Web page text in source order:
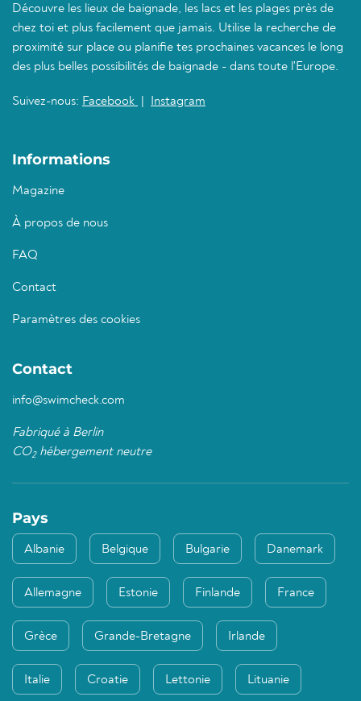
Découvre les lieux de baignade, les lacs et les plages près de
chez toi et plus facilement que jamais. Utilise la recherche de
proximité sur place ou planifie tes prochaines vacances le long
des plus belles possibilités de baignade - dans toute l'Europe.
Suivez-nous: Facebook Instagram
Informations
Magazine
À propos de nous
FAQ
Contact
Paramètres des cookies
Contact
info@swimcheck.com
Fabriqué à Berlin
CO2hébergement neutre
Pays
Albanie Belgique Bulgarie Danemark
Allemagne Estonie Finlande France
Grèce Grande-Bretagne Irlande
Italie Croatie Lettonie Lituanie